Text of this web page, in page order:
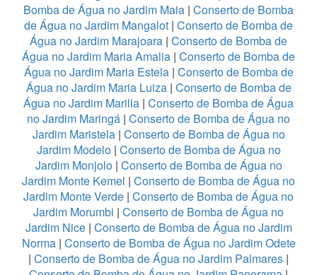
Bomba de Água no Jardim Maia | Conserto de Bomba
de Água no Jardim Mangalot | Conserto de Bomba de
Água no Jardim Marajoara | Conserto de Bomba de
Água no Jardim Maria Amalia | Conserto de Bomba de
Água no Jardim Maria Estela| Conserto de Bomba de
Água no Jardim Maria Luiza| Conserto de Bomba de
Água no Jardim Marilia | Conserto de Bomba de Água
no Jardim Maringá | Conserto de Bomba de Água no
Jardim Maristela| Conserto de Bomba de Água no
Jardim Modelo| Conserto de Bomba de Água no
Jardim Monjolo| Conserto de Bomba de Água no
Jardim Monte Kemel | Conserto de Bomba de Água no
Jardim Monte Verde | Conserto de Bomba de Água no
Jardim Morumbi | Conserto de Bomba de Água no
Jardim Nice| Conserto de Bomba de Água no Jardim
Norma| Conserto de Bomba de Água no Jardim Odete
| Conserto de Bomba de Água no Jardim Palmares |